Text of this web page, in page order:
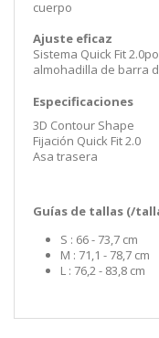
cuerpo
Ajuste eficaz
Sistema Quick Fit
almohadilla de barra
Especificaciones
3D Contour Shape
Fijación Quick Fit 2.0
Asa trasera
Guías de tallas (/
S : 66 - 73,7 cm
M : 71,1 - 78,7 cm
L : 76,2 - 83,8 cm